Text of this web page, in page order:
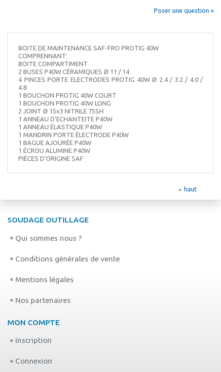
Poser une question »
BOITE DE MAINTENANCE SAF-FRO PROTIG 40W
COMPRENNANT:
BOITE COMPARTIMENT
2 BUSES P40W CÉRAMIQUES Ø 11 / 14
4 PINCES PORTE ELECTRODES PROTIG 40W Ø 2.4 / 3.2 / 4.0 /
4.8
1 BOUCHON PROTIG 40W COURT
1 BOUCHON PROTIG 40W LONG
2 JOINT Ø 15x3 NITRILE 75SH
1 ANNEAU D'ECHANTEITE P40W
1 ANNEAU ÉLASTIQUE P40W
1 MANDRIN PORTE ÉLECTRODE P40W
1 BAGUE AJOURÉE P40W
1 ÉCROU ALUMINE P40W
PIÈCES D'ORIGINE SAF
haut
SOUDAGE OUTILLAGE
Qui sommes nous ?
Conditions générales de vente
Mentions légales
Nos partenaires
MON COMPTE
Inscription
Connexion